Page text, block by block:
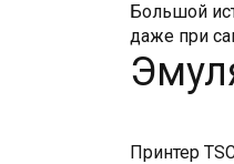
Большой
даже при
Принтер